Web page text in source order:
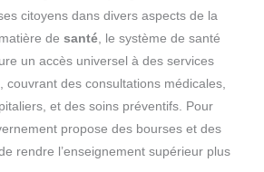
citoyens dans divers aspects de la
de santé , le système de santé
un accès universel à des services
couvrant des consultations médicales,
et des soins préventifs. Pour
propose des bourses et des
rendre l’enseignement supérieur plus